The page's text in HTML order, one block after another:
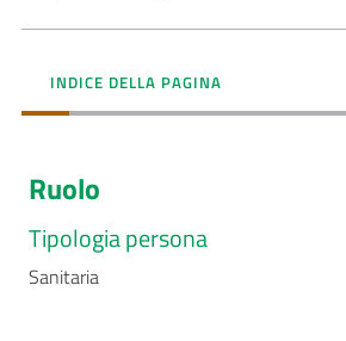
Menu selezionato
Comunica
Carta
INDICE DELLA PAGINA
Ruolo
Tipologia persona
Sanitaria